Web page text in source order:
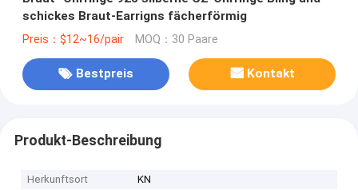
schickes Braut-Earrigns fächerförmig
Preis：$12~16/pair MOQ：30 Paare
Bestpreis Kontakt
Produkt-Beschreibung
Herkunftsort
KN